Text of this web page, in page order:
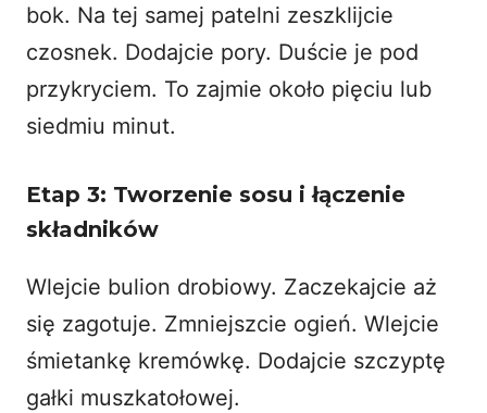
bok. Na tej samej patelni zeszklijcie
czosnek. Dodajcie pory. Duście je pod
przykryciem. To zajmie około pięciu lub
siedmiu minut.
Etap 3: Tworzenie sosu i łączenie
składników
Wlejcie bulion drobiowy. Zaczekajcie aż
się zagotuje. Zmniejszcie ogień. Wlejcie
śmietankę kremówkę. Dodajcie szczyptę
gałki muszkatołowej.